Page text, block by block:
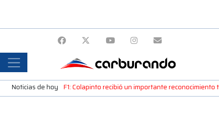
Noticias de hoy F1: Colapinto recibió un importante